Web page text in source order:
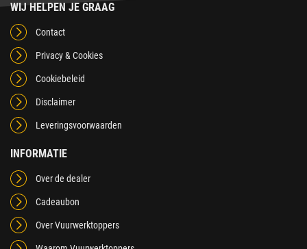
WIJ HELPEN JE GRAAG
Contact
Privacy & Cookies
Cookiebeleid
Disclaimer
Leveringsvoorwaarden
INFORMATIE
Over de dealer
Cadeaubon
Over Vuurwerktoppers